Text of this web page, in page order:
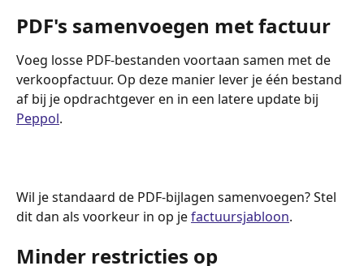
PDF's samenvoegen met factuur
Voeg losse PDF-bestanden voortaan samen met de
verkoopfactuur. Op deze manier lever je één bestand
af bij je opdrachtgever en in een latere update bij
Peppol.
Wil je standaard de PDF-bijlagen samenvoegen? Stel
dit dan als voorkeur in op je factuursjabloon.
Minder restricties op